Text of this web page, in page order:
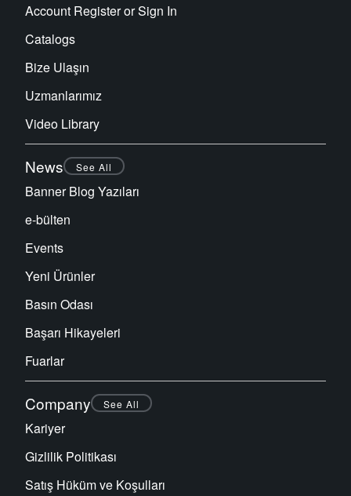
Account Register or Sign In
Catalogs
Bize Ulaşın
Uzmanlarımız
Video Library
News See All
Banner Blog Yazıları
e-bülten
Events
Yeni Ürünler
Basın Odası
Başarı Hikayeleri
Fuarlar
Company See All
Kariyer
Gizlilik Politikası
Satış Hüküm ve Koşulları